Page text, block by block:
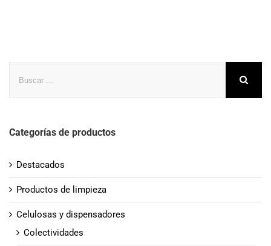
Categorías de productos
Destacados
Productos de limpieza
Celulosas y dispensadores
Colectividades